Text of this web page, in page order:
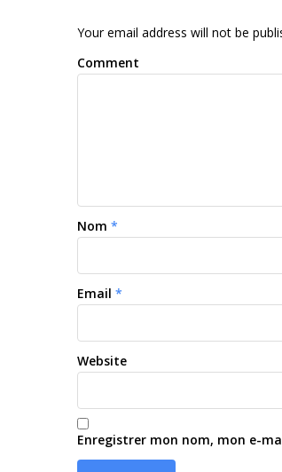
Your email address will not be
Comment
Nom *
Email *
Website
Enregistrer mon nom, mon e-